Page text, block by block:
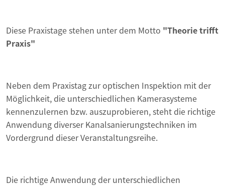
Diese Praxistage stehen unter dem Motto "Theorie trifft
Praxis"
Neben dem Praxistag zur optischen Inspektion mit der
Möglichkeit, die unterschiedlichen Kamerasysteme
kennenzulernen bzw. auszuprobieren, steht die richtige
Anwendung diverser Kanalsanierungstechniken im
Vordergrund dieser Veranstaltungsreihe.
Die richtige Anwendung der unterschiedlichen